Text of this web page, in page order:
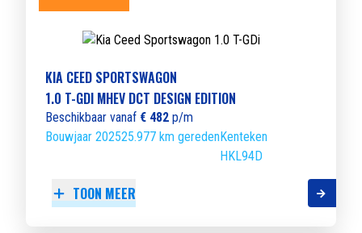
KIA CEED SPORTSWAGON
1.0 T-GDI MHEV DCT DESIGN EDITION
Beschikbaar vanaf € 482 p/m
Bouwjaar 202525.977 km geredenKenteken
HKL94D
TOON MEER